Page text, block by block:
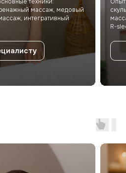
техники:
массаж, медовый
интегративный
R-